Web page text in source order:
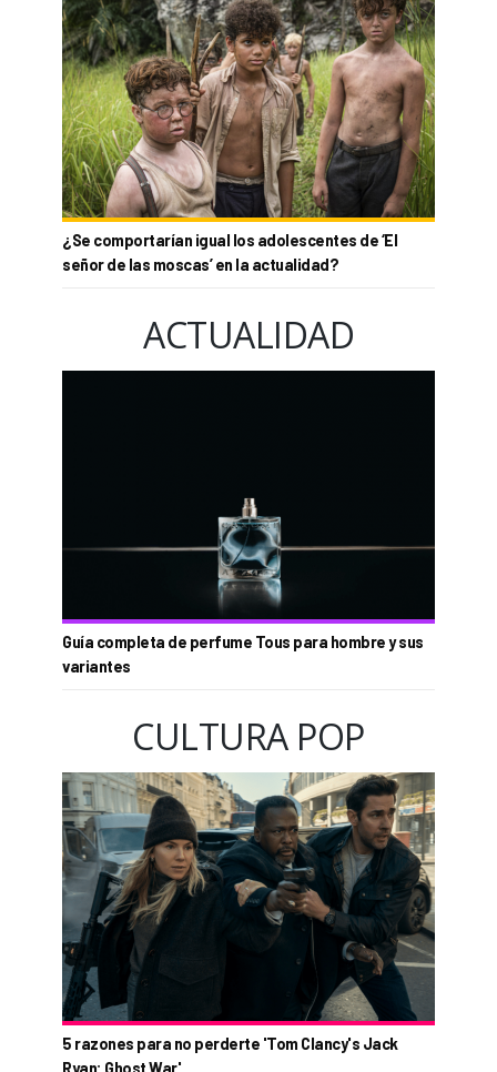
¿Se comportarían igual los adolescentes de ‘El
señor de las moscas’ en la actualidad?
ACTUALIDAD
Guía completa de perfume Tous para hombre y sus
variantes
CULTURA POP
5 razones para no perderte 'Tom Clancy's Jack
Ryan: Ghost War'